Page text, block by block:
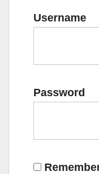
Username
Password